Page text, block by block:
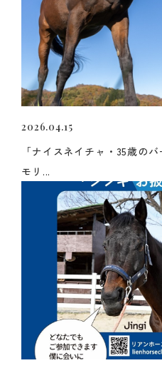
2026.04.15
「ナイスネイチャ・35歳の
モリ...